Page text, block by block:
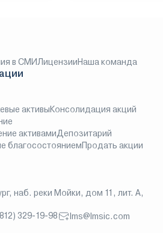
в СМИЛицензииНаша команда
активыКонсолидация акций
активамиДепозитарий
благосостояниемПродать акции
наб. реки Мойки, дом 11, лит. А,
329-19-98
lms@lmsic.com